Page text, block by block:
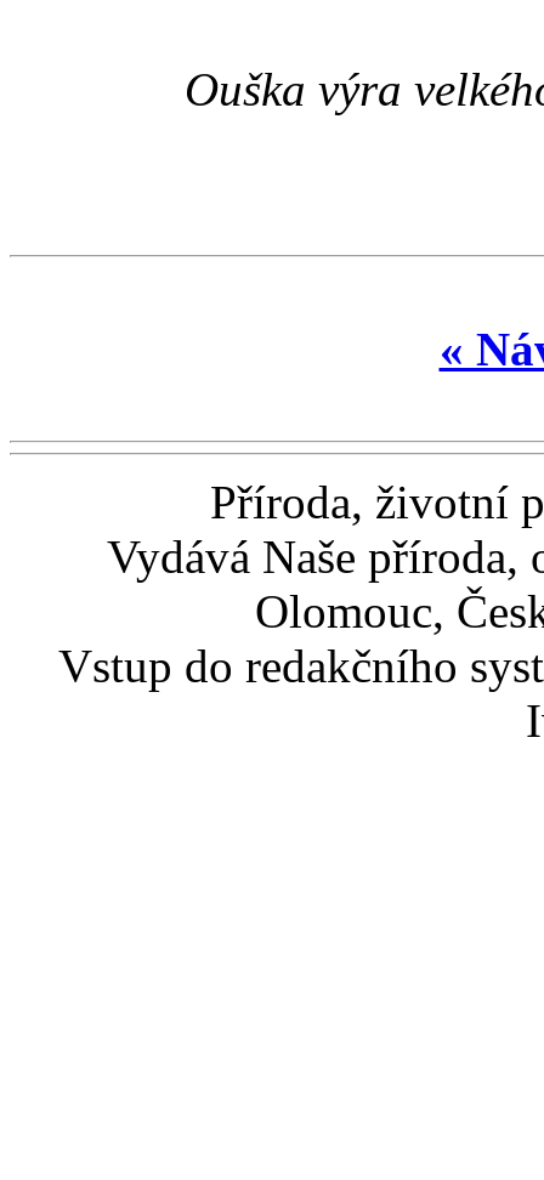
Ouška výra
«
Příroda, životní
Vydává Naše příroda,
Olomouc,
Vstup do redakčního